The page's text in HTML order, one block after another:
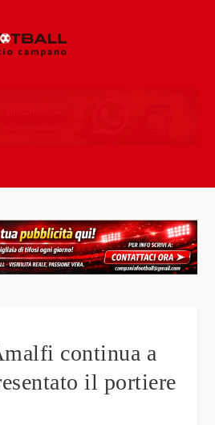
continua a
il portiere